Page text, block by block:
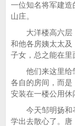
一位知名将军建
山庄。
大洋楼高六层，
和他各房姨太太及
子女，总之能在里
他们来这里给邹
各自的房间，而是
安装在一楼公用休
今天邹明扬和岑
学出去散心了。唐